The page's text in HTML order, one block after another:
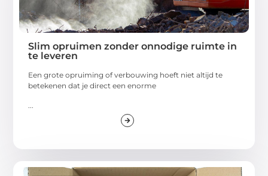
Slim opruimen zonder onnodige ruimte in
te leveren
Een grote opruiming of verbouwing hoeft niet altijd te
betekenen dat je direct een enorme